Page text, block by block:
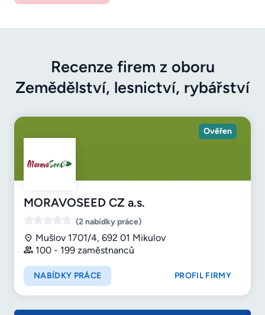
Recenze firem z oboru
Zemědělství, lesnictví, rybářství
Ověřen
MORAVOSEED CZ a.s.
(2 nabídky práce)
Mušlov 1701/4, 692 01 Mikulov
100 - 199 zaměstnanců
NABÍDKY PRÁCE PROFIL FIRMY